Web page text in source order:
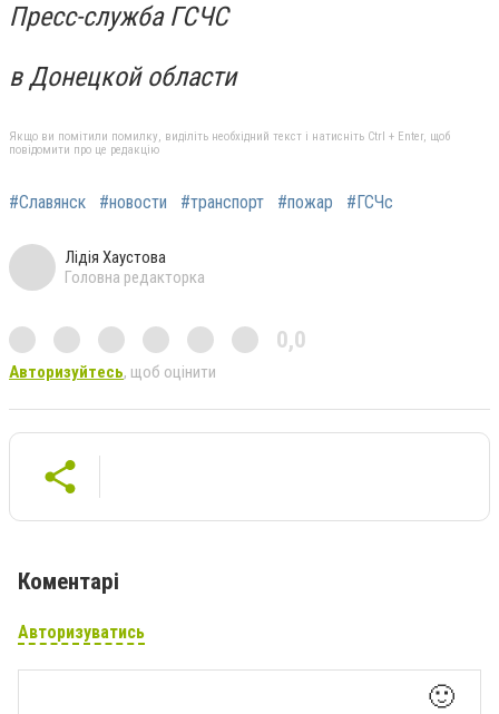
Пресс-служба ГСЧС
в Донецкой области
Якщо ви помітили помилку, виділіть необхідний текст і натисніть Ctrl + Enter, щоб
повідомити про це редакцію
#Славянск #новости #транспорт #пожар #ГСЧс
Лідія Хаустова
Головна редакторка
0,0
Авторизуйтесь, щоб оцінити
Коментарі
Авторизуватись
🙂